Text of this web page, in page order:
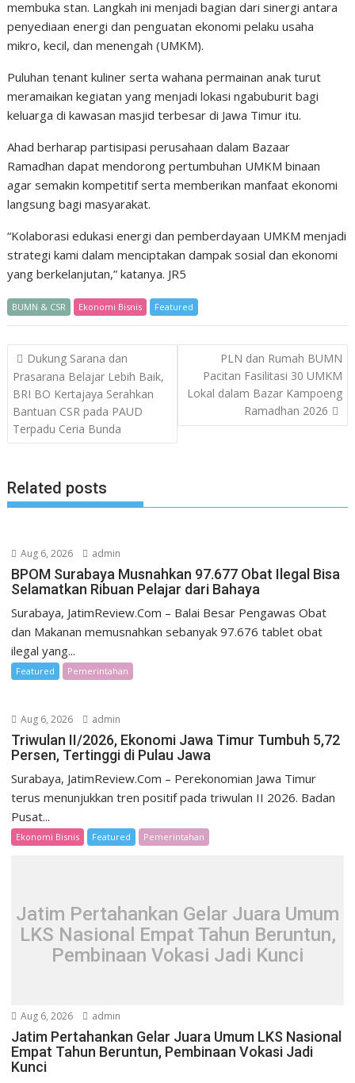
membuka stan. Langkah ini menjadi bagian dari sinergi antara
penyediaan energi dan penguatan ekonomi pelaku usaha
mikro, kecil, dan menengah (UMKM).
Puluhan tenant kuliner serta wahana permainan anak turut
meramaikan kegiatan yang menjadi lokasi ngabuburit bagi
keluarga di kawasan masjid terbesar di Jawa Timur itu.
Ahad berharap partisipasi perusahaan dalam Bazaar
Ramadhan dapat mendorong pertumbuhan UMKM binaan
agar semakin kompetitif serta memberikan manfaat ekonomi
langsung bagi masyarakat.
“Kolaborasi edukasi energi dan pemberdayaan UMKM menjadi
strategi kami dalam menciptakan dampak sosial dan ekonomi
yang berkelanjutan,” katanya. JR5
BUMN & CSR Ekonomi Bisnis Featured
Post
navigation
Dukung Sarana dan
Prasarana Belajar Lebih Baik,
BRI BO Kertajaya Serahkan
Bantuan CSR pada PAUD
Terpadu Ceria Bunda
PLN dan Rumah BUMN
Pacitan Fasilitasi 30 UMKM
Lokal dalam Bazar Kampoeng
Ramadhan 2026
Related posts
Aug 6, 2026 admin
BPOM Surabaya Musnahkan 97.677 Obat Ilegal Bisa
Selamatkan Ribuan Pelajar dari Bahaya
Surabaya, JatimReview.Com – Balai Besar Pengawas Obat
dan Makanan memusnahkan sebanyak 97.676 tablet obat
ilegal yang...
Featured Pemerintahan
Aug 6, 2026 admin
Triwulan II/2026, Ekonomi Jawa Timur Tumbuh 5,72
Persen, Tertinggi di Pulau Jawa
Surabaya, JatimReview.Com – Perekonomian Jawa Timur
terus menunjukkan tren positif pada triwulan II 2026. Badan
Pusat...
Ekonomi Bisnis Featured Pemerintahan
Jatim Pertahankan Gelar Juara Umum
LKS Nasional Empat Tahun Beruntun,
Pembinaan Vokasi Jadi Kunci
Aug 6, 2026 admin
Jatim Pertahankan Gelar Juara Umum LKS Nasional
Empat Tahun Beruntun, Pembinaan Vokasi Jadi
Kunci